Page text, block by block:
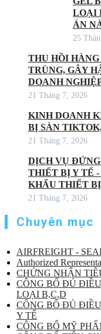
LOẠI
ÁN
25
THU HỒI
TRÙNG, GÂY
DOANH
21 Tháng 7, 2026
KINH DOANH
BỊ SÀN
21 Tháng 7, 2026
DỊCH VỤ
THIẾT BỊ Y TẾ
KHẨU THIẾT
21 Tháng 7, 2026
Chuyên mục
AIRFREIGHT -
Authorized
CHỨNG NHẬN
CÔNG BỐ ĐỦ
LOẠI B,C,D
CÔNG BỐ ĐỦ
Y TẾ
CÔNG BỐ MỸ